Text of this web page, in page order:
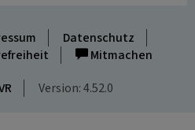
Datenschutz
Mitmachen
Version: 4.52.0